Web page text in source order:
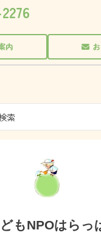
内
もNPOはらっ